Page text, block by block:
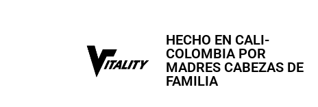
HECHO EN CALI-
COLOMBIA POR
MADRES CABEZAS DE
FAMILIA